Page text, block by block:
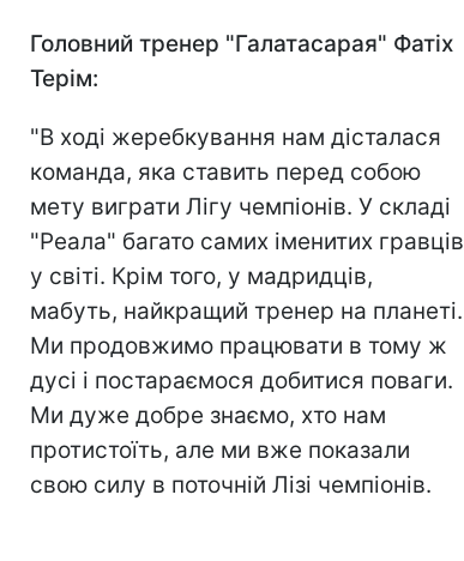
Головний тренер "Галатасарая" Фатіх
Терім:
"В ході жеребкування нам дісталася
команда, яка ставить перед собою
мету виграти Лігу чемпіонів. У складі
"Реала" багато самих іменитих гравців
у світі. Крім того, у мадридців,
мабуть, найкращий тренер на планеті.
Ми продовжимо працювати в тому ж
дусі і постараємося добитися поваги.
Ми дуже добре знаємо, хто нам
протистоїть, але ми вже показали
свою силу в поточній Лізі чемпіонів.